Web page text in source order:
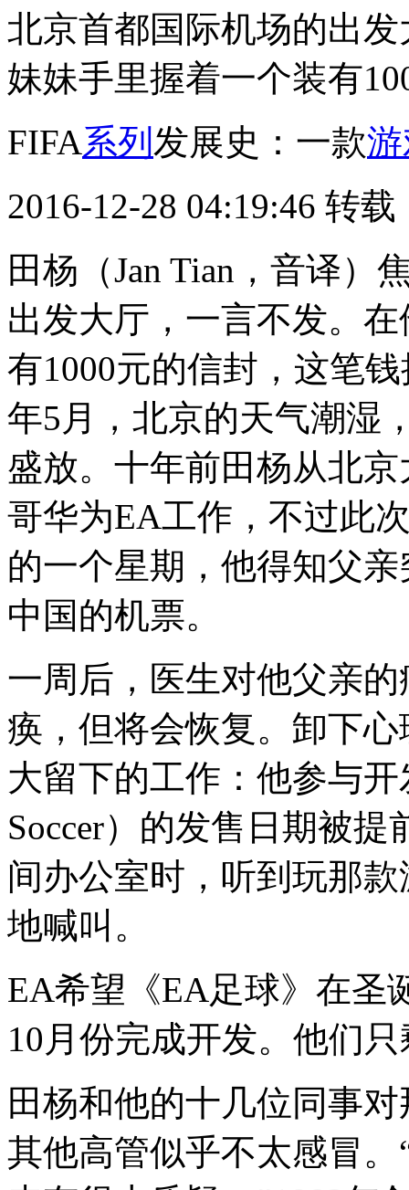
北京首都国际机场的出
妹妹手里握着一个装有
FIFA系列 发展史：一款
2016-12-28 04:19:46 转载
田杨（Jan Tian，音译）
出发大厅，一言不发。
有1000元的信封，这笔
年5月，北京的天气潮湿
盛放。十年前田杨从北
哥华为EA工作，不过此
的一个星期，他得知父
中国的机票。
一周后，医生对他父亲
痪，但将会恢复。卸下
大留下的工作：他参与
Soccer）的发售日期被
间办公室时，听到玩那
地喊叫。
EA希望《EA足球》在圣
10月份完成开发。他们
田杨和他的十几位同事
其他高管似乎不太感冒